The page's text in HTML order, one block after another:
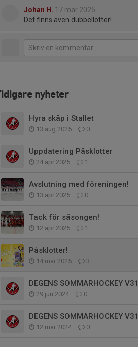
Johan H. 17 mar 2025
Det finns även dubbellotter!
nyheter
Hyra skåp i Stallet
13 aug 2025 0
Uppdatering Påsklotter
24 apr 2025 1
Avslutning med föreningen!
13 apr 2025 0
Tack för säsongen!
12 apr 2025 1
Påsklotter!
14 mar 2025 3
DEGENS SOMMARHOCKEY
29 jun 2024 0
DEGENS SOMMARHOCKEY
12 mar 2024 0